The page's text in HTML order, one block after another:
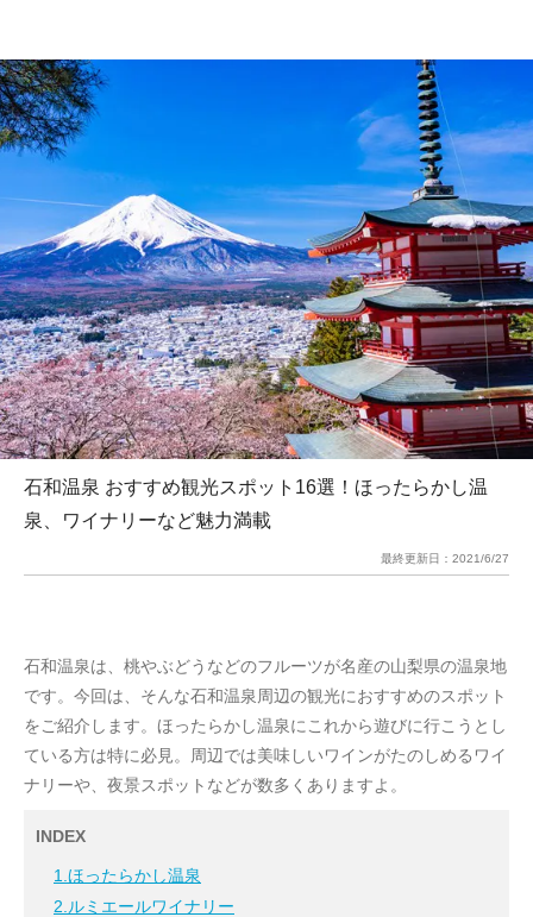
石和温泉 おすすめ観光スポット16選！ほったらかし温
泉、ワイナリーなど魅力満載
最終更新日： 2021/6/27
石和温泉は、桃やぶどうなどのフルーツが名産の山梨県の温泉地
です。今回は、そんな石和温泉周辺の観光におすすめのスポット
をご紹介します。ほったらかし温泉にこれから遊びに行こうとし
ている方は特に必見。周辺では美味しいワインがたのしめるワイ
ナリーや、夜景スポットなどが数多くありますよ。
INDEX
1.ほったらかし温泉
2.ルミエールワイナリー